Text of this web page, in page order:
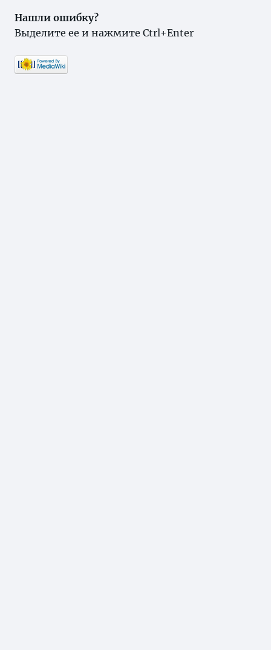
Нашли ошибку?
Выделите ее и нажмите Ctrl+Enter